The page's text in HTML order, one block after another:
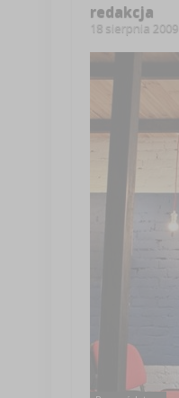
redakcja
18 sierpnia 2009